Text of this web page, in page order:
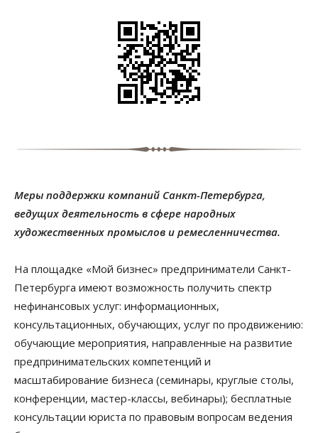
Меры поддержки компаний Санкт-Петербурга,
ведущих деятельность в сфере народных
художественных промыслов и ремесленничества.
На площадке «Мой бизнес» предприниматели Санкт-
Петербурга имеют возможность получить спектр
нефинансовых услуг: информационных,
консультационных, обучающих, услуг по продвижению:
обучающие мероприятия, направленные на развитие
предпринимательских компетенций и
масштабирование бизнеса (семинары, круглые столы,
конференции, мастер-классы, вебинары); бесплатные
консультации юриста по правовым вопросам ведения